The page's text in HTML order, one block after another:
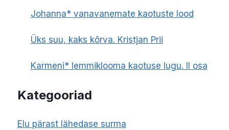
Johanna* vanavanemate kaotuste lood
Üks suu, kaks kõrva. Kristjan Prii
Karmeni* lemmiklooma kaotuse lugu. II osa
Kategooriad
Elu pärast lähedase surma